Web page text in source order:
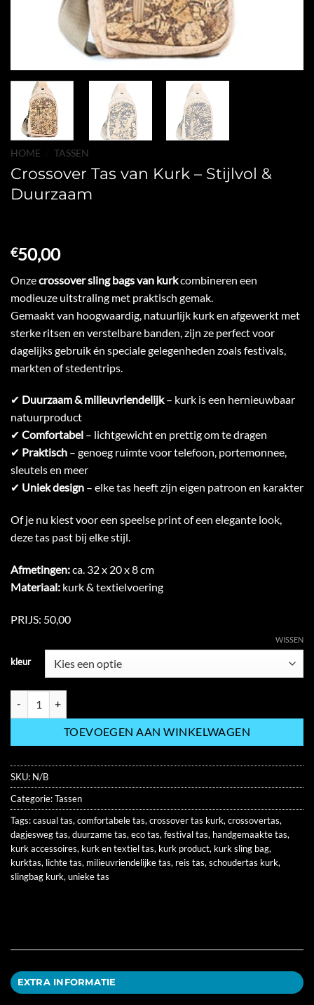
HOME TASSEN
Crossover Tas van Kurk – Stijlvol &
Duurzaam
€50,00
Onzecrossover sling bags van kurkcombineren een
modieuze uitstraling met praktisch gemak.
Gemaakt van hoogwaardig, natuurlijk kurk en afgewerkt met
sterke ritsen en verstelbare banden, zijn ze perfect voor
dagelijks gebruik én speciale gelegenheden zoals festivals,
markten of stedentrips.
✔ Duurzaam & milieuvriendelijk– kurk is een hernieuwbaar
natuurproduct
✔ Comfortabel – lichtgewicht en prettig om te dragen
✔ Praktisch – genoeg ruimte voor telefoon, portemonnee,
sleutels en meer
✔ Uniek design – elke tas heeft zijn eigen patroon en karakter
Of je nu kiest voor een speelse print of een elegante look,
deze tas past bij elke stijl.
Afmetingen:ca. 32 x 20 x 8 cm
Materiaal: kurk & textielvoering
PRIJS: 50,00
kleur
WISSEN
TOEVOEGEN AAN WINKELWAGEN
SKU: N/B
Categorie:Tassen
Tags:casual tas,comfortabele tas,crossover tas kurk,crossovertas,
dagjesweg tas,duurzame tas,eco tas,festival tas, handgemaakte tas,
kurk accessoires, kurk en textiel tas, kurk product, kurk sling bag,
kurktas, lichte tas, milieuvriendelijke tas, reis tas,schoudertas kurk,
slingbag kurk,unieke tas
EXTRA INFORMATIE